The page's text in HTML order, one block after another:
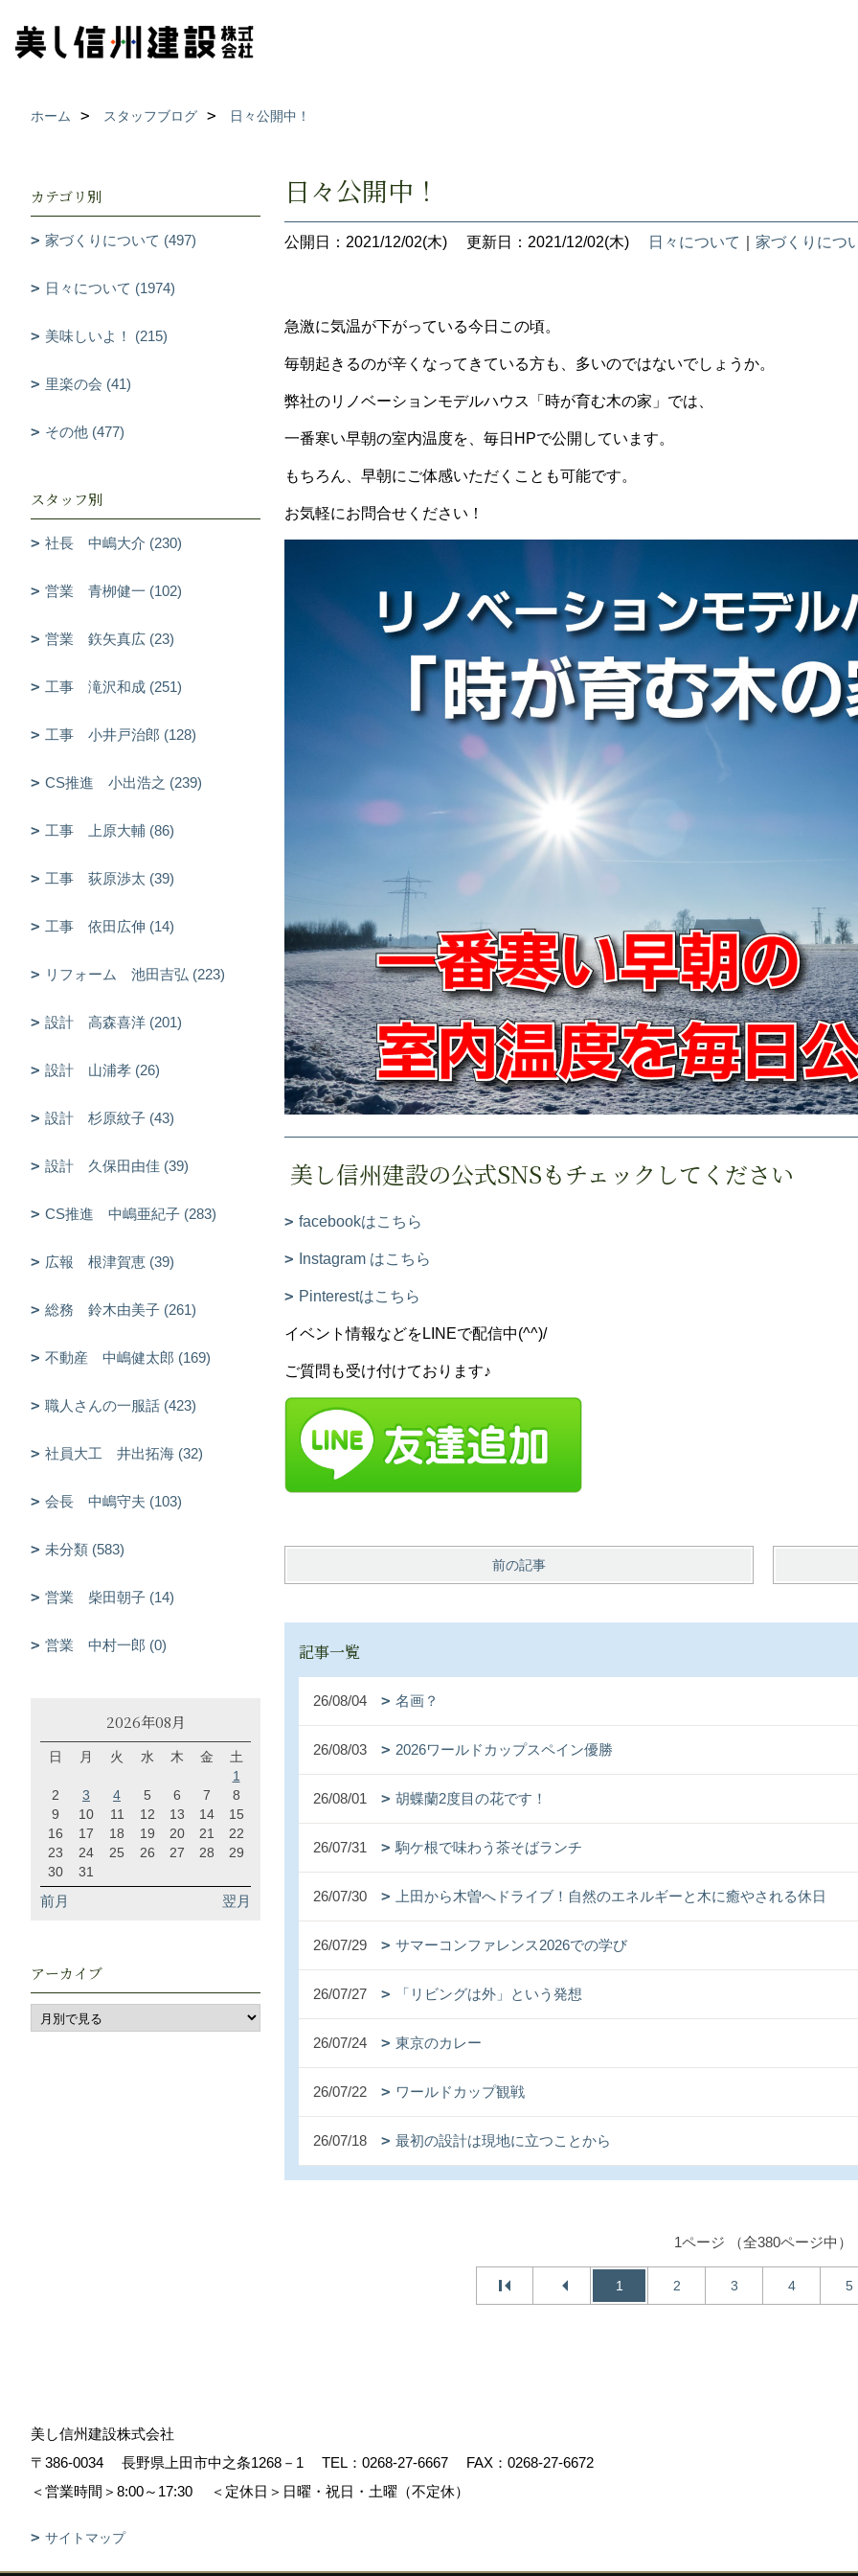
ホーム スタッフブログ 日々公開中！
日々公開中！
公開日：2021/12/02(木) 更新日：2021/12/02(木) 日々について 家づくりにつ
急激に気温が下がっている今日この頃。
毎朝起きるのが辛くなってきている方も、多いのではないでしょうか。
弊社のリノベーションモデルハウス「時が育む木の家」では、
一番寒い早朝の室内温度を、毎日HPで公開しています。
もちろん、早朝にご体感いただくことも可能です。
お気軽にお問合せください！
美し信州建設の公式SNSもチェックしてください
facebookはこちら
Instagram はこちら
Pinterestはこちら
イベント情報などをLINEで配信中(^^)/
ご質問も受け付けております♪
前の記事
記事一覧
26/08/04 名画？
26/08/03 2026ワールドカップスペイン優勝
26/08/01 胡蝶蘭2度目の花です！
26/07/31 駒ケ根で味わう茶そばランチ
26/07/30 上田から木曽へドライブ！自然のエネルギーと木に癒やされる休日
26/07/29 サマーコンファレンス2026での学び
26/07/27 「リビングは外」という発想
26/07/24 東京のカレー
26/07/22 ワールドカップ観戦
26/07/18 最初の設計は現地に立つことから
1ページ （全380ページ中）
1 2 3 4 5
カテゴリ別
家づくりについて (497)
日々について (1974)
美味しいよ！ (215)
里楽の会 (41)
その他 (477)
スタッフ別
社長 中嶋大介 (230)
営業 青栁健一 (102)
営業 鉃矢真広 (23)
工事 滝沢和成 (251)
工事 小井戸治郎 (128)
CS推進 小出浩之 (239)
工事 上原大輔 (86)
工事 荻原渉太 (39)
工事 依田広伸 (14)
リフォーム 池田吉弘 (223)
設計 高森喜洋 (201)
設計 山浦孝 (26)
設計 杉原紋子 (43)
設計 久保田由佳 (39)
CS推進 中嶋亜紀子 (283)
広報 根津賀恵 (39)
総務 鈴木由美子 (261)
不動産 中嶋健太郎 (169)
職人さんの一服話 (423)
社員大工 井出拓海 (32)
会長 中嶋守夫 (103)
未分類 (583)
営業 柴田朝子 (14)
営業 中村一郎 (0)
2026年08月
日 月 火 水 木 金
土
1
2
3 4 5 6 7
8
9
10 11 12 13 14
15
16
17 18 19 20 21
22
23
24 25 26 27 28
29
30
31
前月 翌月
アーカイブ
美し信州建設株式会社
〒386-0034
長野県上田市中之条1268－1 TEL： 0268-27-6667
FAX：0268-27-6672
＜営業時間＞8:00～17:30
＜定休日＞日曜・祝日・土曜（不定休）
サイトマップ